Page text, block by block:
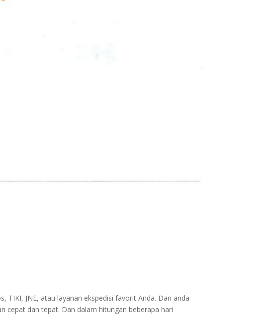
JNE, atau layanan ekspedisi favorit Anda. Dan anda
cepat dan tepat. Dan dalam hitungan beberapa hari